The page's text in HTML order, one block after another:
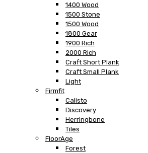
1400 Wood
1500 Stone
1500 Wood
1800 Gear
1900 Rich
2000 Rich
Craft Short Plank
Craft Small Plank
Light
Firmfit
Calisto
Discovery
Herringbone
Tiles
FloorAge
Forest